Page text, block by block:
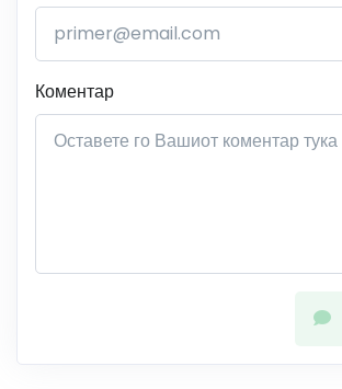
Коментар